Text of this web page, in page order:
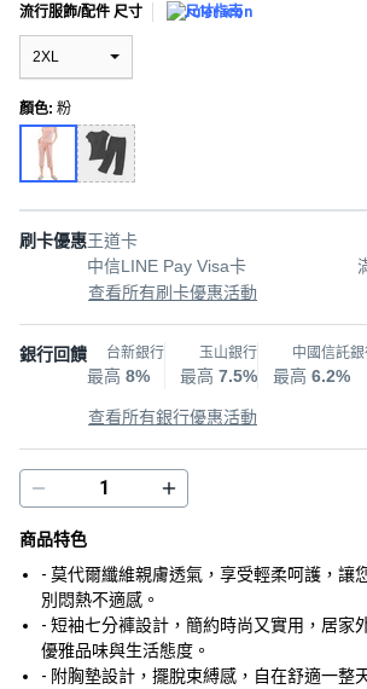
流行服飾/配件 尺寸 尺寸指南
2XL
顏色: 粉
刷卡優惠王道卡
中信LINE Pay Visa卡
查看所有刷卡優惠活動
銀行回饋 台新銀行
最高 8%
玉山銀行
最高 7.5%
中國信託
最高 6.2%
查看所有銀行優惠活動
商品特色
- 莫代爾纖維親膚透氣，享受輕柔呵護，讓
別悶熱不適感。
- 短袖七分褲設計，簡約時尚又實用，居家
優雅品味與生活態度。
- 附胸墊設計，擺脫束縛感，自在舒適一整